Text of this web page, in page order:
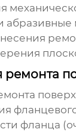
абразивные
фланца